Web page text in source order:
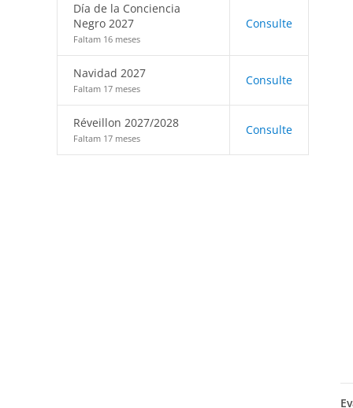
Día de la Conciencia
Negro 2027
Faltam 16 meses
Consulte
Navidad 2027
Faltam 17 meses
Consulte
Réveillon 2027/2028
Faltam 17 meses
Consulte